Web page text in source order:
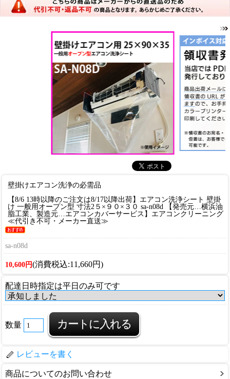
壁掛けエアコン洗浄の必需品
【8/6 13時以降のご注文は8/17以降出荷】エアコン洗浄シート 壁掛
け 一般用オープン型 寸法2５×９０×３０ sa-n08d 【発売元…横浜油
脂工業、製造元…エアコンカバーサービス】エアコンクリーニング
≪代引き不可・メーカー直送≫
sa-n08d
10,600円(消費税込:11,660円)
配達日時指定は平日のみ可です
数量
レビューを書く
商品についてのお問い合わせ